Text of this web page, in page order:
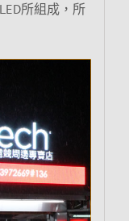
所組成，所